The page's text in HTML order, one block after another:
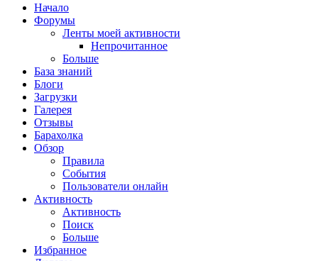
Начало
Форумы
Ленты моей активности
Непрочитанное
Больше
База знаний
Блоги
Загрузки
Галерея
Отзывы
Барахолка
Обзор
Правила
События
Пользователи онлайн
Активность
Активность
Поиск
Больше
Избранное